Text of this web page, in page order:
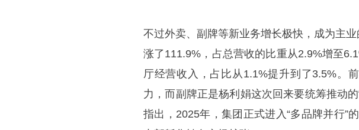
不过外卖、副牌等新业务增长极快，成为主
涨了111.9%，占总营收的比重从2.9%增至
厅经营收入，占比从1.1%提升到了3.5%。
力，而副牌正是杨利娟这次回来要统筹推动
指出，2025年，集团正式进入“多品牌并行”